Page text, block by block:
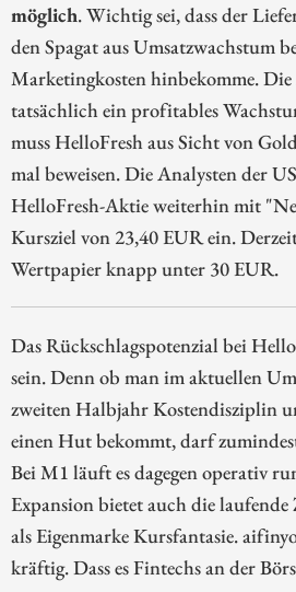
möglich. Wichtig sei, dass der
den Spagat aus Umsatzwachstum
Marketingkosten hinbekomme.
tatsächlich ein profitables
muss HelloFresh aus Sicht von
mal beweisen. Die Analysten der
HelloFresh-Aktie weiterhin mit
Kursziel von 23,40 EUR ein.
Wertpapier knapp unter 30 EUR.
Das Rückschlagspotenzial bei
sein. Denn ob man im aktuellen
zweiten Halbjahr Kostendisziplin
einen Hut bekommt, darf
Bei M1 läuft es dagegen operativ
Expansion bietet auch die laufende
als Eigenmarke Kursfantasie.
kräftig. Dass es Fintechs an der